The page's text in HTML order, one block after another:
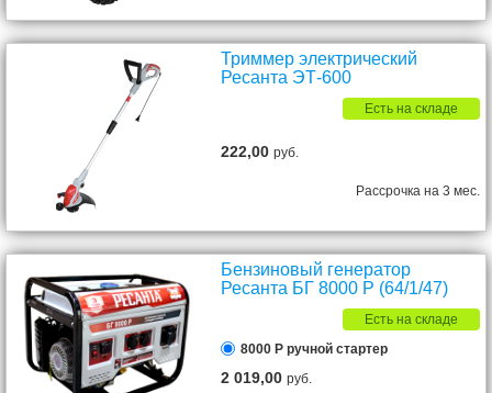
Триммер электрический
Ресанта ЭТ-600
Есть на складе
222,00руб.
Рассрочка на 3 мес.
Бензиновый генератор
Ресанта БГ 8000 Р (64/1/47)
Есть на складе
8000 Р ручной стартер
2 019,00руб.